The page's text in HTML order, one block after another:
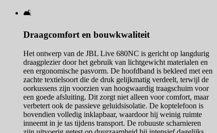
🛋️
Draagcomfort en bouwkwaliteit
Het ontwerp van de JBL Live 680NC is gericht op langdurig
draagplezier door het gebruik van lichtgewicht materialen en
een ergonomische pasvorm. De hoofdband is bekleed met een
zachte textielsoort die de druk gelijkmatig verdeelt, terwijl de
oorkussens zijn voorzien van hoogwaardig traagschuim voor
een goede afsluiting. Dit zorgt niet alleen voor comfort, maar
verbetert ook de passieve geluidsisolatie. De koptelefoon is
bovendien volledig inklapbaar, waardoor hij weinig ruimte
inneemt in je tas tijdens transport. De robuuste scharnieren